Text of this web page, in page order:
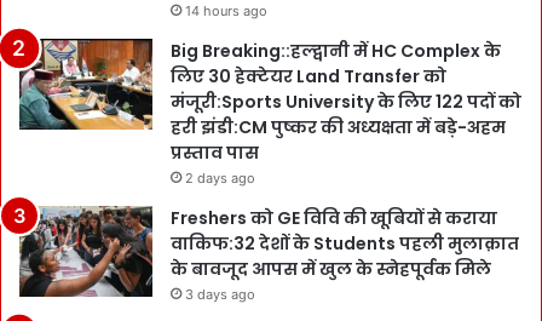
14 hours ago
Big Breaking::हल्द्वानी में HC Complex के
लिए 30 हेक्टेयर Land Transfer को
मंजूरी:Sports University के लिए 122 पदों को
हरी झंडी:CM पुष्कर की अध्यक्षता में बड़े-अहम
प्रस्ताव पास
2 days ago
Freshers को GE विवि की खूबियों से कराया
वाकिफ:32 देशों के Students पहली मुलाक़ात
के बावजूद आपस में खुल के स्नेहपूर्वक मिले
3 days ago